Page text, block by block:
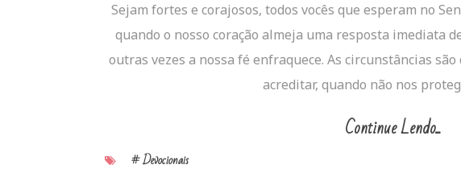
Sejam fortes e corajosos, todos vocês que esperam no
quando o nosso coração almeja uma resposta imediata
outras vezes a nossa fé enfraquece. As circunstâncias
acreditar, quando não nos
Continue Lendo...
# Devocionais